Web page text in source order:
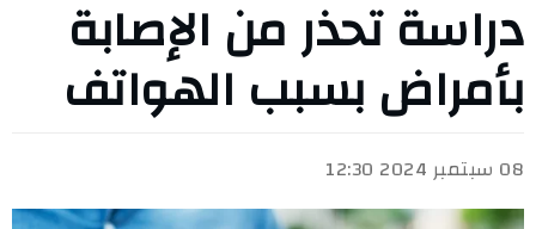
دراسة تحذر من الإصابة
بأمراض بسبب الهواتف
08 سبتمبر 2024 12:30